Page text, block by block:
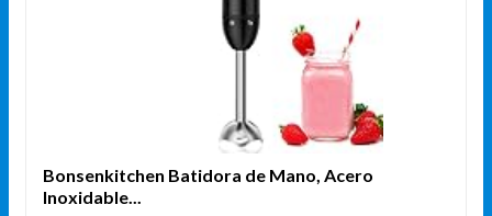
Bonsenkitchen Batidora de Mano, Acero
Inoxidable...